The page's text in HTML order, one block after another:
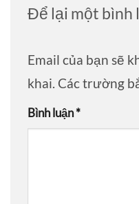
Để lại một bình
Email của bạn sẽ
khai. Các trường
Bình luận*